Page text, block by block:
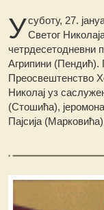
Усуботу, 27.
Светог
четрдесетодневни
Агрипини (Пендић).
Преосвештенство
Николај уз
(Стошића),
Пајсија